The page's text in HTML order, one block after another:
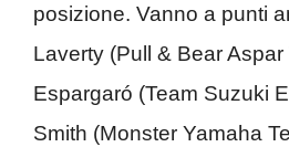
posizione. Vanno a punti
Laverty (Pull & Bear Aspar
Espargaró (Team Suzuki
Smith (Monster Yamaha